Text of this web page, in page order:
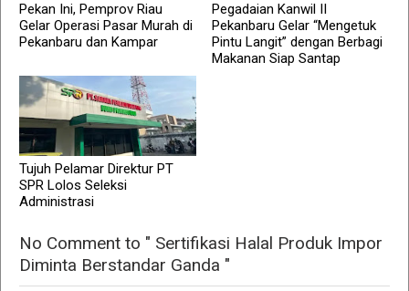
Pekan Ini, Pemprov Riau
Gelar Operasi Pasar Murah di
Pekanbaru dan Kampar
Pegadaian Kanwil II
Pekanbaru Gelar “Mengetuk
Pintu Langit” dengan Berbagi
Makanan Siap Santap
Tujuh Pelamar Direktur PT
SPR Lolos Seleksi
Administrasi
No Comment to " Sertifikasi Halal Produk Impor
Diminta Berstandar Ganda "